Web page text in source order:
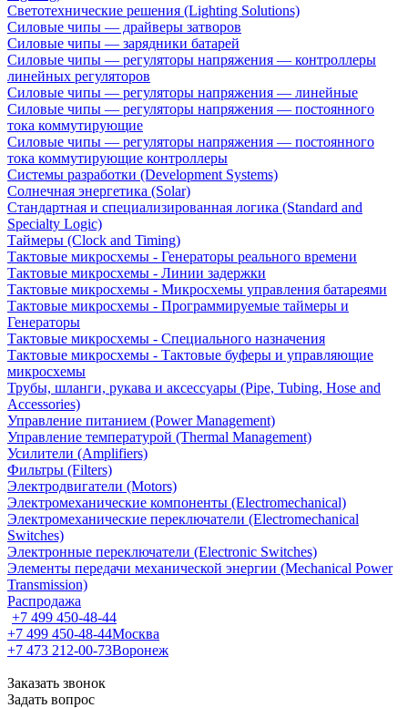
Светотехнические решения (Lighting Solutions)
Силовые чипы — драйверы затворов
Силовые чипы — зарядники батарей
Силовые чипы — регуляторы напряжения — контроллеры
линейных регуляторов
Силовые чипы — регуляторы напряжения — линейные
Силовые чипы — регуляторы напряжения — постоянного
тока коммутирующие
Силовые чипы — регуляторы напряжения — постоянного
тока коммутирующие контроллеры
Системы разработки (Development Systems)
Солнечная энергетика (Solar)
Стандартная и специализированная логика (Standard and
Specialty Logic)
Таймеры (Clock and Timing)
Тактовые микросхемы - Генераторы реального времени
Тактовые микросхемы - Линии задержки
Тактовые микросхемы - Микросхемы управления батареями
Тактовые микросхемы - Программируемые таймеры и
Генераторы
Тактовые микросхемы - Специального назначения
Тактовые микросхемы - Тактовые буферы и управляющие
микросхемы
Трубы, шланги, рукава и аксессуары (Pipe, Tubing, Hose and
Accessories)
Управление питанием (Power Management)
Управление температурой (Thermal Management)
Усилители (Amplifiers)
Фильтры (Filters)
Электродвигатели (Motors)
Электромеханические компоненты (Electromechanical)
Электромеханические переключатели (Electromechanical
Switches)
Электронные переключатели (Electronic Switches)
Элементы передачи механической энергии (Mechanical Power
Transmission)
Распродажа
+7 499 450-48-44
+7 499 450-48-44Москва
+7 473 212-00-73Воронеж
Заказать звонок
Задать вопрос